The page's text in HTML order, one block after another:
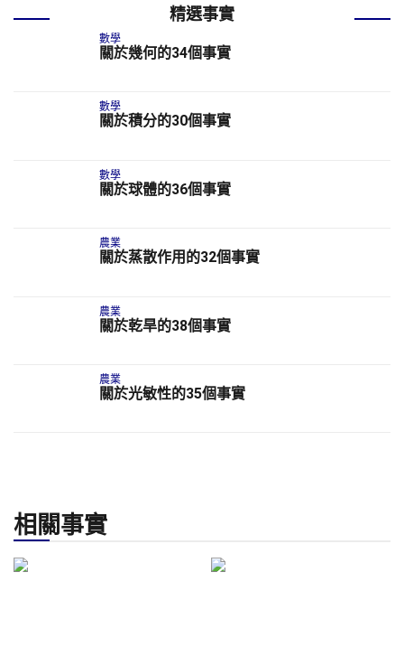
精選事實
數學
關於幾何的34個事實
數學
關於積分的30個事實
數學
關於球體的36個事實
農業
關於蒸散作用的32個事實
農業
關於乾旱的38個事實
農業
關於光敏性的35個事實
相關事實